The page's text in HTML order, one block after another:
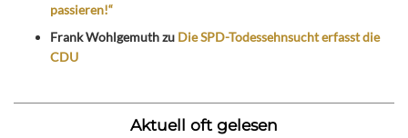
passieren!“
Frank Wohlgemuthzu Die SPD-Todessehnsucht erfasst die
CDU
Aktuell oft gelesen